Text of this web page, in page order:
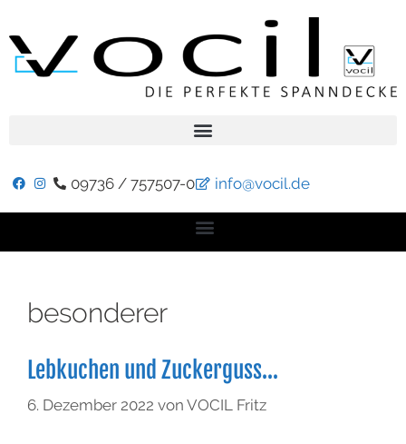
09736 / 757507-0 info@vocil.de
besonderer
Lebkuchen und Zuckerguss…
6. Dezember 2022 von VOCIL Fritz